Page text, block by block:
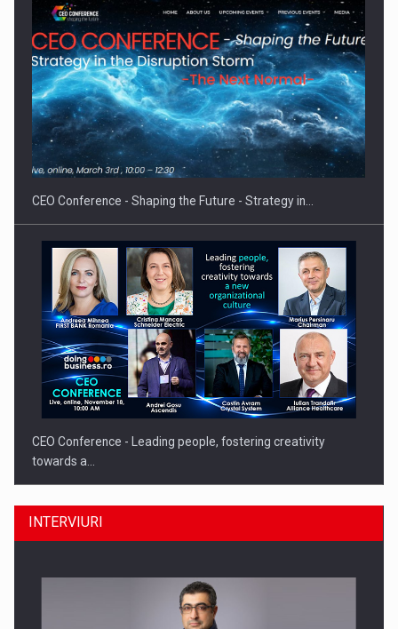
Proteinmaxxing and the Future of Protein Demand
CEO Conference - Shaping the Future - Strategy in…
CEO Conference - Leading people, fostering creativity
towards a…
INTERVIURI